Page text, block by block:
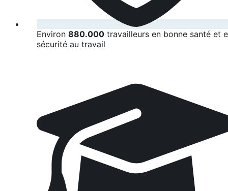
Environ 880.000 travailleurs en bonne santé et
sécurité au travail